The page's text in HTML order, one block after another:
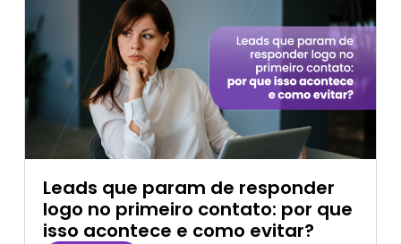
Leads que param de responder
logo no primeiro contato: por que
isso acontece e como evitar?